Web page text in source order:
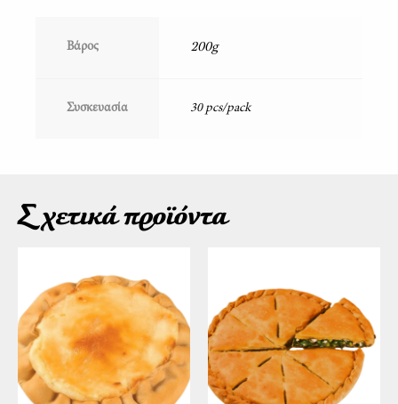
Βάρος 200g
Συσκευασία 30 pcs/pack
Σχετικά προϊόντα